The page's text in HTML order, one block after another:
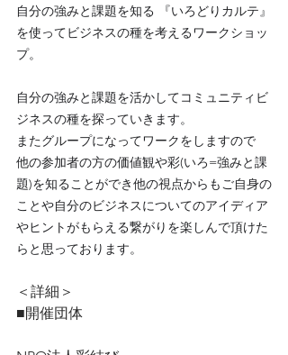
自分の強みと課題を知る 『いろどりカルテ』
を使ってビジネスの種を考えるワークショッ
プ。
自分の強みと課題を活かしてコミュニティビ
ジネスの種を探っていきます。
またグループになってワークをしますので
他の参加者の方の価値観や彩(いろ=強みと課
題)を知ることができ他の視点からもご自身の
ことや自分のビジネスについてのアイディア
やヒントがもらえる繋がりを楽しんで頂けた
らと思っております。
＜詳細＞
■開催団体